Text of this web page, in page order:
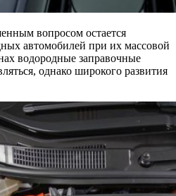
вопросом остается
автомобилей при их массовой
водородные заправочные
однако широкого развития